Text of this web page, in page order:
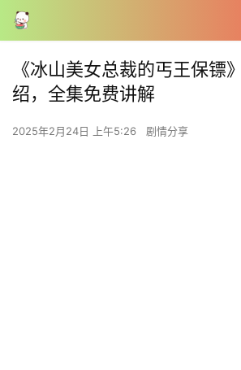
《冰山美女总裁的丐王保镖
绍，全集免费讲解
2025年2月24日 上午5:26 剧情分享